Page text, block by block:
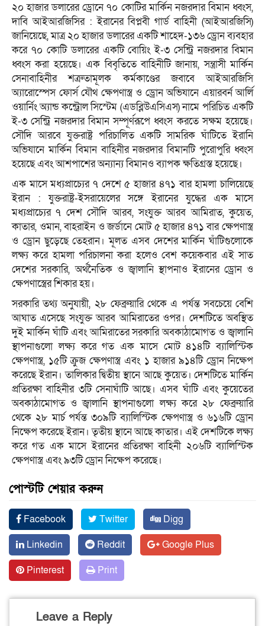
২০ হাজার ডলারের ড্রোনে ৭০ কোটির মার্কিন নজরদার বিমান ধ্বংস,
দাবি আইআরজিসির : ইরানের বিপ্লবী গার্ড বাহিনী (আইআরজিসি)
জানিয়েছে, মাত্র ২০ হাজার ডলারের একটি শাহেদ-১৩৬ ড্রোন ব্যবহার
করে ৭০ কোটি ডলারের একটি বোয়িং ই-৩ সেন্ট্রি নজরদার বিমান
ধ্বংস করা হয়েছে। এক বিবৃতিতে বাহিনীটি জানায়, সন্ত্রাসী মার্কিন
সেনাবাহিনীর শত্রুতামূলক কর্মকাণ্ডের জবাবে আইআরজিসি
অ্যারোস্পেস ফোর্স যৌথ ক্ষেপণাস্ত্র ও ড্রোন অভিযানে এয়ারবর্ন আর্লি
ওয়ার্নিং অ্যান্ড কন্ট্রোল সিস্টেম (এডব্লিউএসিএস) নামে পরিচিত একটি
ই-৩ সেন্ট্রি নজরদার বিমান সম্পূর্ণরূপে ধ্বংস করতে সক্ষম হয়েছে।
সৌদি আরবে যুক্তরাষ্ট্র পরিচালিত একটি সামরিক ঘাঁটিতে ইরানি
অভিযানে মার্কিন বিমান বাহিনীর নজরদার বিমানটি পুরোপুরি ধ্বংস
হয়েছে এবং আশপাশের অন্যান্য বিমানও ব্যাপক ক্ষতিগ্রস্ত হয়েছে।
এক মাসে মধ্যপ্রাচ্যের ৭ দেশে ৫ হাজার ৪৭১ বার হামলা চালিয়েছে
ইরান : যুক্তরাষ্ট্র-ইসরায়েলের সঙ্গে ইরানের যুদ্ধের এক মাসে
মধ্যপ্রাচ্যের ৭ দেশ সৌদি আরব, সংযুক্ত আরব আমিরাত, কুয়েত,
কাতার, ওমান, বাহরাইন ও জর্ডানে মোট ৫ হাজার ৪৭১ বার ক্ষেপণাস্ত্র
ও ড্রোন ছুড়েছে তেহরান। মূলত এসব দেশের মার্কিন ঘাঁটিগুলোকে
লক্ষ্য করে হামলা পরিচালনা করা হলেও বেশ কয়েকবার এই সাত
দেশের সরকারি, অর্থনৈতিক ও জ্বালানি স্থাপনাও ইরানের ড্রোন ও
ক্ষেপণাস্ত্রের শিকার হয়।
সরকারি তথ্য অনুযায়ী, ২৮ ফেব্রুয়ারি থেকে এ পর্যন্ত সবচেয়ে বেশি
আঘাত এসেছে সংযুক্ত আরব আমিরাতের ওপর। দেশটিতে অবস্থিত
দুই মার্কিন ঘাঁটি এবং আমিরাতের সরকারি অবকাঠামোগত ও জ্বালানি
স্থাপনাগুলো লক্ষ্য করে গত এক মাসে মোট ৪১৪টি ব্যালিস্টিক
ক্ষেপণাস্ত্র, ১৫টি ক্রুজ ক্ষেপণাস্ত্র এবং ১ হাজার ৯১৪টি ড্রোন নিক্ষেপ
করেছে ইরান। তালিকার দ্বিতীয় স্থানে আছে কুয়েত। দেশটিতে মার্কিন
প্রতিরক্ষা বাহিনীর ৩টি সেনাঘাঁটি আছে। এসব ঘাঁটি এবং কুয়েতের
অবকাঠামোগত ও জ্বালানি স্থাপনাগুলো লক্ষ্য করে ২৮ ফেব্রুয়ারি
থেকে ২৮ মার্চ পর্যন্ত ৩০৯টি ব্যালিস্টিক ক্ষেপণাস্ত্র ও ৬১৬টি ড্রোন
নিক্ষেপ করেছে ইরান। তৃতীয় স্থানে আছে কাতার। এই দেশটিকে লক্ষ্য
করে গত এক মাসে ইরানের প্রতিরক্ষা বাহিনী ২০৬টি ব্যালিস্টিক
ক্ষেপণাস্ত্র এবং ৯৩টি ড্রোন নিক্ষেপ করেছে।
পোস্টটি শেয়ার করুন
Facebook Twitter
Digg
Linkedin
Reddit
Google Plus
Pinterest
Print
Leave a Reply